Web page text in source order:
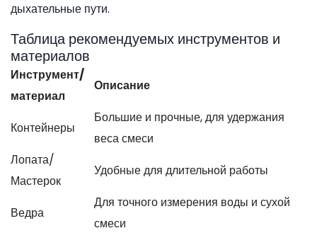
дыхательные пути.
Таблица рекомендуемых инструментов и
материалов
Инструмент/
материал
Описание
Контейнеры
Большие и прочные, для удержания
веса смеси
Лопата/
Мастерок
Удобные для длительной работы
Ведра
Для точного измерения воды и сухой
смеси